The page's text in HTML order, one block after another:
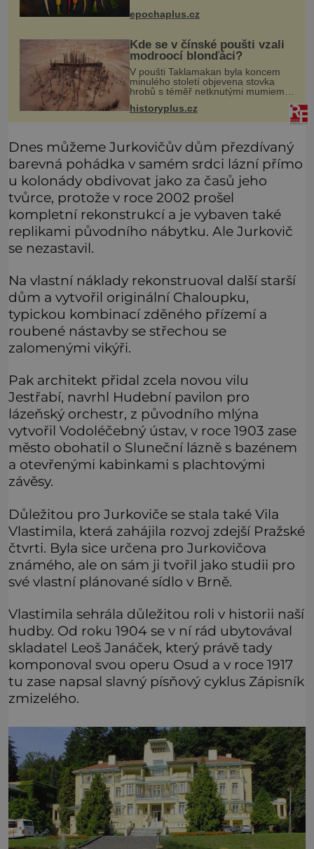
možné, jen ne oranžová. Je fialová,
žlutá, bílá, někdy dokonce téměř
epochaplus.cz
Kde se v čínské poušti vzali
modroocí blonďáci?
V poušti Taklamakan byla koncem
minulého století objevena stovka
hrobů s téměř netknutými mumiemi.
Všichni mrtví byli pohřbeni s úctou a
četnými milodary. Asi nejvíc přitom
vědce zaujal hrob tříměsíčn
historyplus.cz
Dnes můžeme Jurkovičův dům přezdívaný
barevná pohádka v samém srdci lázní přímo
u kolonády obdivovat jako za časů jeho
tvůrce, protože v roce 2002 prošel
kompletní rekonstrukcí a je vybaven také
replikami původního nábytku. Ale Jurkovič
se nezastavil.
Na vlastní náklady rekonstruoval další starší
dům a vytvořil originální Chaloupku,
typickou kombinací zděného přízemí a
roubené nástavby se střechou se
zalomenými vikýři.
Pak architekt přidal zcela novou vilu
Jestřabí, navrhl Hudební pavilon pro
lázeňský orchestr, z původního mlýna
vytvořil Vodoléčebný ústav, v roce 1903 zase
město obohatil o Sluneční lázně s bazénem
a otevřenými kabinkami s plachtovými
závěsy.
Důležitou pro Jurkoviče se stala také Vila
Vlastimila, která zahájila rozvoj zdejší Pražské
čtvrti. Byla sice určena pro Jurkovičova
známého, ale on sám ji tvořil jako studii pro
své vlastní plánované sídlo v Brně.
Vlastimila sehrála důležitou roli v historii naší
hudby. Od roku 1904 se v ní rád ubytovával
skladatel Leoš Janáček, který právě tady
komponoval svou operu Osud a v roce 1917
tu zase napsal slavný písňový cyklus Zápisník
zmizelého.